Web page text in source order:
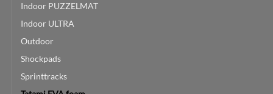
Indoor PUZZELMAT
Indoor ULTRA
Outdoor
Shockpads
Sprinttracks